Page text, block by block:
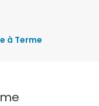
à Terme